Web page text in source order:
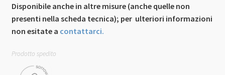
Disponibile anche in altre misure (anche quelle non
presenti nella scheda tecnica); per ulteriori informazioni
non esitate a contattarci.
Prodotto spedito